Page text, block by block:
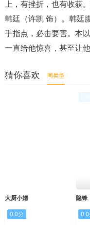
上，有挫折，也有收获
韩廷（许凯 饰）。韩廷
手指点，必击要害。本
一直给他惊喜，甚至让
猜你喜欢 同类型
大厨小婿 隐锋
0.0分 0.0